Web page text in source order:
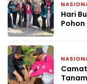
Hari